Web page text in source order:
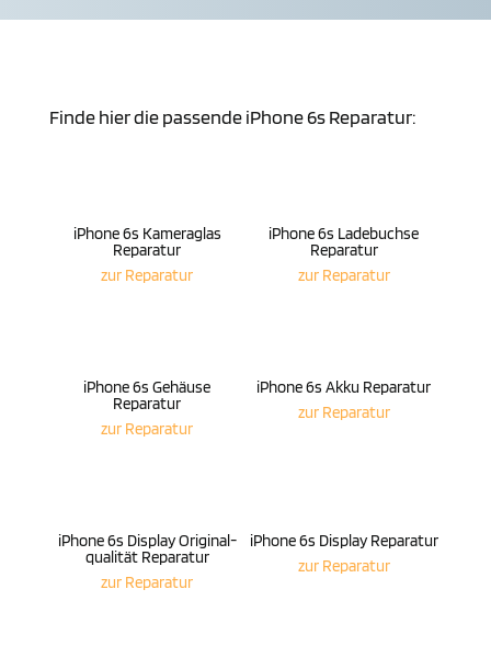
Finde hier die passende iPhone 6s Reparatur:
iPhone 6s Kame­ra­glas
Reparatur
zur Repa­ratur
iPhone 6s Lade­buchse
Reparatur
zur Repa­ratur
iPhone 6s Gehäuse
Reparatur
zur Repa­ratur
iPhone 6s Akku Reparatur
zur Repa­ratur
iPhone 6s Display Origi­nal­
qua­lität Reparatur
zur Repa­ratur
iPhone 6s Display Reparatur
zur Repa­ratur